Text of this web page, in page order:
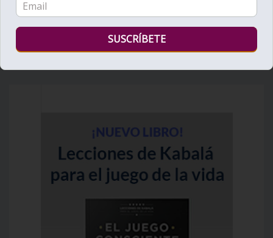
Introducción a la
Estudio del Zohar de
Daniel Schulman